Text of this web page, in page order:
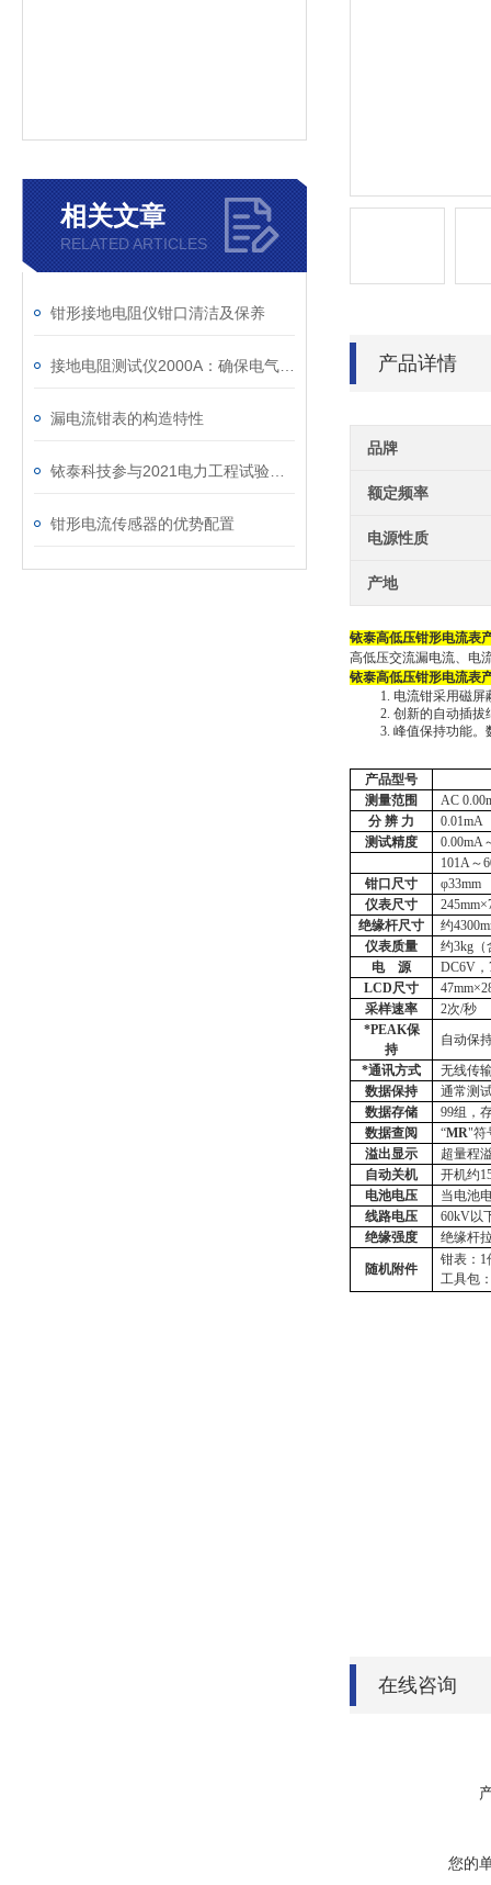
相关文章
RELATED ARTICLES
钳形接地电阻仪钳口清洁及保养
漏电流钳表的构造特性
钳形电流传感器的优势配置
产品详情
品牌
额定频率
电源性质
产地
铱泰高低压钳形电流表
高低压交流漏电流、电
铱泰高低压钳形电流表
1. 电流钳采用磁屏
2. 创新的自动插拔
3. 峰值保持功能。
产品型号
测量范围
AC
分 辨 力
0.01mA
测试精度
0.00mA
101A
钳口尺寸
φ33mm
仪表尺寸
绝缘杆尺寸
约
仪表质量
约3kg（
电
源 DC6V ，
LCD尺寸
采样速率
2次/秒
*PEAK保
持
自动保
*通讯方式
无线传
数据保持
通常测
数据存储
99组，
数据查阅
“MR"符
溢出显示
超量程
自动关机
开机约
电池电压
当电池
线路电压
60kV以
绝缘强度
绝缘杆
随机附件
钳表： 1
工具包
在线咨询
您的